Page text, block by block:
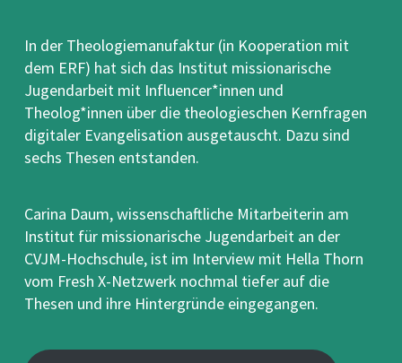
In der Theologiemanufaktur (in Kooperation mit
dem ERF) hat sich das Institut missionarische
Jugendarbeit mit Influencer*innen und
Theolog*innen über die theologieschen Kernfragen
digitaler Evangelisation ausgetauscht. Dazu sind
sechs Thesen entstanden.
Carina Daum, wissenschaftliche Mitarbeiterin am
Institut für missionarische Jugendarbeit an der
CVJM-Hochschule, ist im Interview mit Hella Thorn
vom Fresh X-Netzwerk nochmal tiefer auf die
Thesen und ihre Hintergründe eingegangen.